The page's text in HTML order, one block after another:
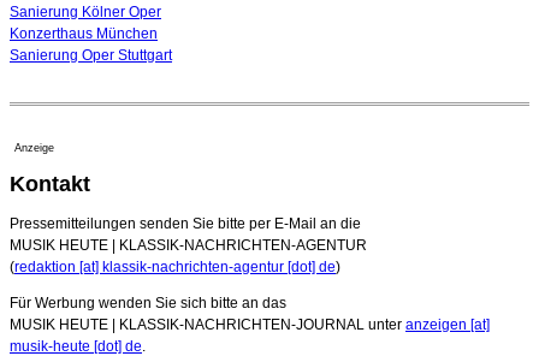
Sanierung Kölner Oper
Konzerthaus München
Sanierung Oper Stuttgart
Anzeige
Kontakt
Pressemitteilungen senden Sie bitte per E-Mail an die
MUSIK HEUTE | KLASSIK-NACHRICHTEN-AGENTUR
(redaktion [at] klassik-nachrichten-agentur [dot] de)
Für Werbung wenden Sie sich bitte an das
MUSIK HEUTE | KLASSIK-NACHRICHTEN-JOURNAL unter anzeigen [at]
musik-heute [dot] de